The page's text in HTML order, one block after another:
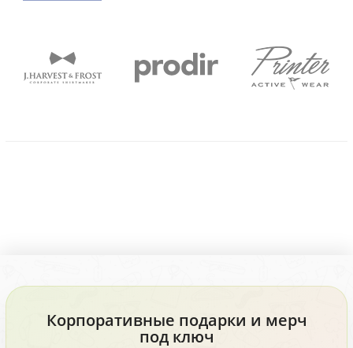
Корпоративные подарки и мерч
под ключ